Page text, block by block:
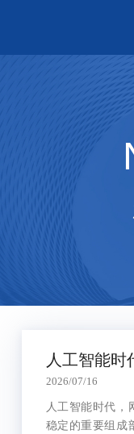
2026/07/16
人工智能时代，
稳定的重要组成